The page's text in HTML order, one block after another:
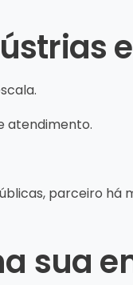
e
atendimento.
parceiro há
sua